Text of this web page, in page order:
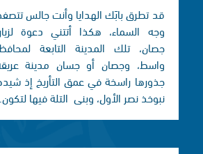
قد تطرق بابَك الهدايا وأنت جالس تتصفح
وجه السماء، هكذا أتتني دعوة لزيارة
جصان، تلك المدينة التابعة لمحافظة
واسط، وجصان أو جسان مدينة عريقة،
جذورها راسخة في عمق التأريخ إذ شيدها
نبوخذ نصر الأول، وبنی التلة فيها لتكون...